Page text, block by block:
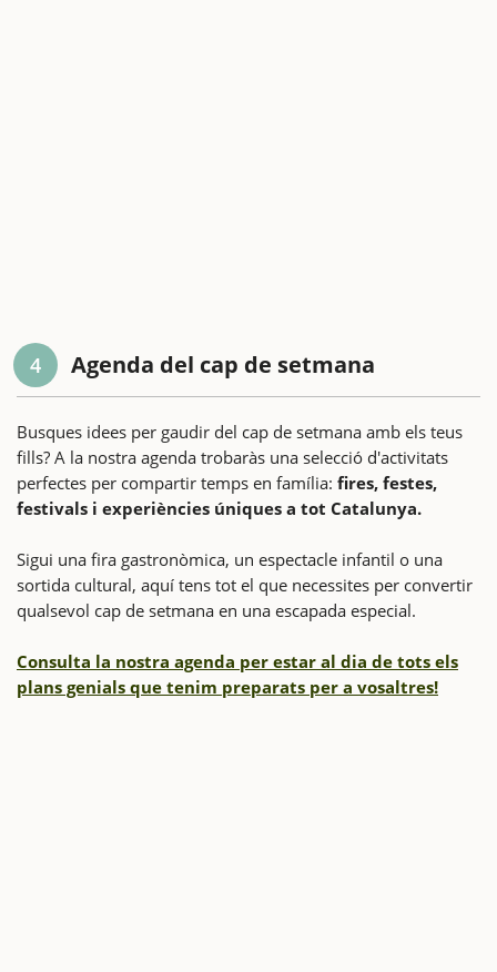
4 Agenda del cap de setmana
Busques idees per gaudir del cap de setmana amb els teus
fills? A la nostra agenda trobaràs una selecció d'activitats
perfectes per compartir temps en família: fires, festes,
festivals i experiències úniques a tot Catalunya.
Sigui una fira gastronòmica, un espectacle infantil o una
sortida cultural, aquí tens tot el que necessites per convertir
qualsevol cap de setmana en una escapada especial.
Consulta la nostra agenda per estar al dia de tots els
plans genials que tenim preparats per a vosaltres!